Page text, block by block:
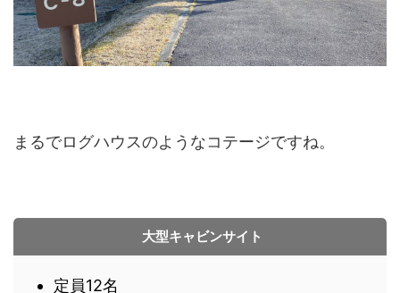
まるでログハウスのようなコテージですね。
大型キャビンサイト
定員12名